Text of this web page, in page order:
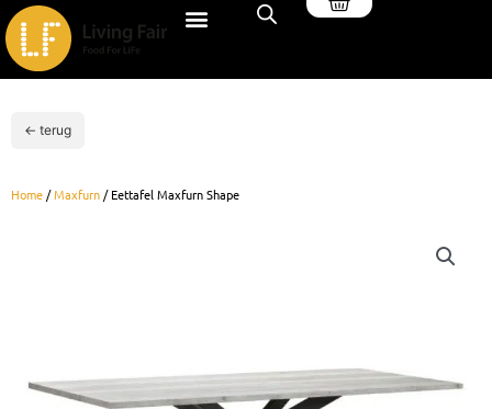
Ga
naar
de
inhoud
← terug
Home /Maxfurn / Eettafel Maxfurn Shape